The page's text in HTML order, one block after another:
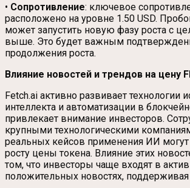
• Сопротивление: ключевое
расположено на уровне 1.50 USD.
может запустить новую фазу роста с
выше. Это будет важным
продолжения роста.
Влияние новостей и трендов на цену
Fetch.ai активно развивает технологии
интеллекта и автоматизации в
привлекает внимание инвесторов.
крупными технологическими
реальных кейсов применения ИИ могут
росту цены токена. Влияние этих
том, что инвесторы чаще входят в
положительных новостях, поддерживая